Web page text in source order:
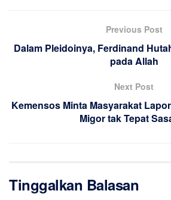
Previous Post
Dalam Pleidoinya, Ferdinand
pada Allah
Next Post
Kemensos Minta Masyarakat
Migor tak Tepat
Tinggalkan Balasan